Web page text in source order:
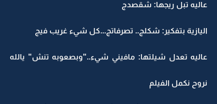
عاليه تبل ريجها: شقصدج
اليازية بتفكير: شكلج.. تصرفاتج...كل شيء غريب فيج
عاليه تعدل شيلتها: مافيني شيء.."وبصعوبه تنش" يالله
نروح نكمل الفيلم